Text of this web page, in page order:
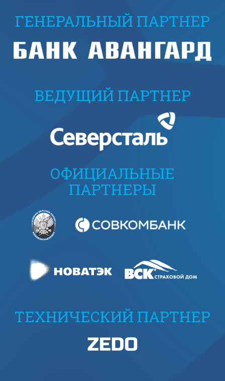
ГЕНЕРАЛЬНЫЙ ПАРТНЕР
ВЕДУЩИЙ ПАРТНЕР
ОФИЦИАЛЬНЫЕ
ПАРТНЕРЫ
ТЕХНИЧЕСКИЙ ПАРТНЕР